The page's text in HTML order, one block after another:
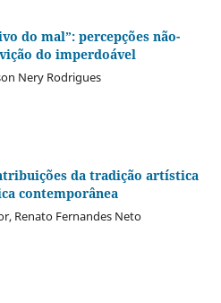
do mal”: percepções não-
do imperdoável
Nery Rodrigues
da tradição artística
contemporânea
Renato Fernandes Neto